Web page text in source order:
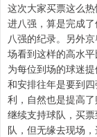
这次大家买票这么
进八强，算是完成
八强的纪录。另外
场看到这样的高水
为每位到场的球迷
和安排往年是要到
利，自然也是提高
继续支持球队，买
队，但无缘去现场